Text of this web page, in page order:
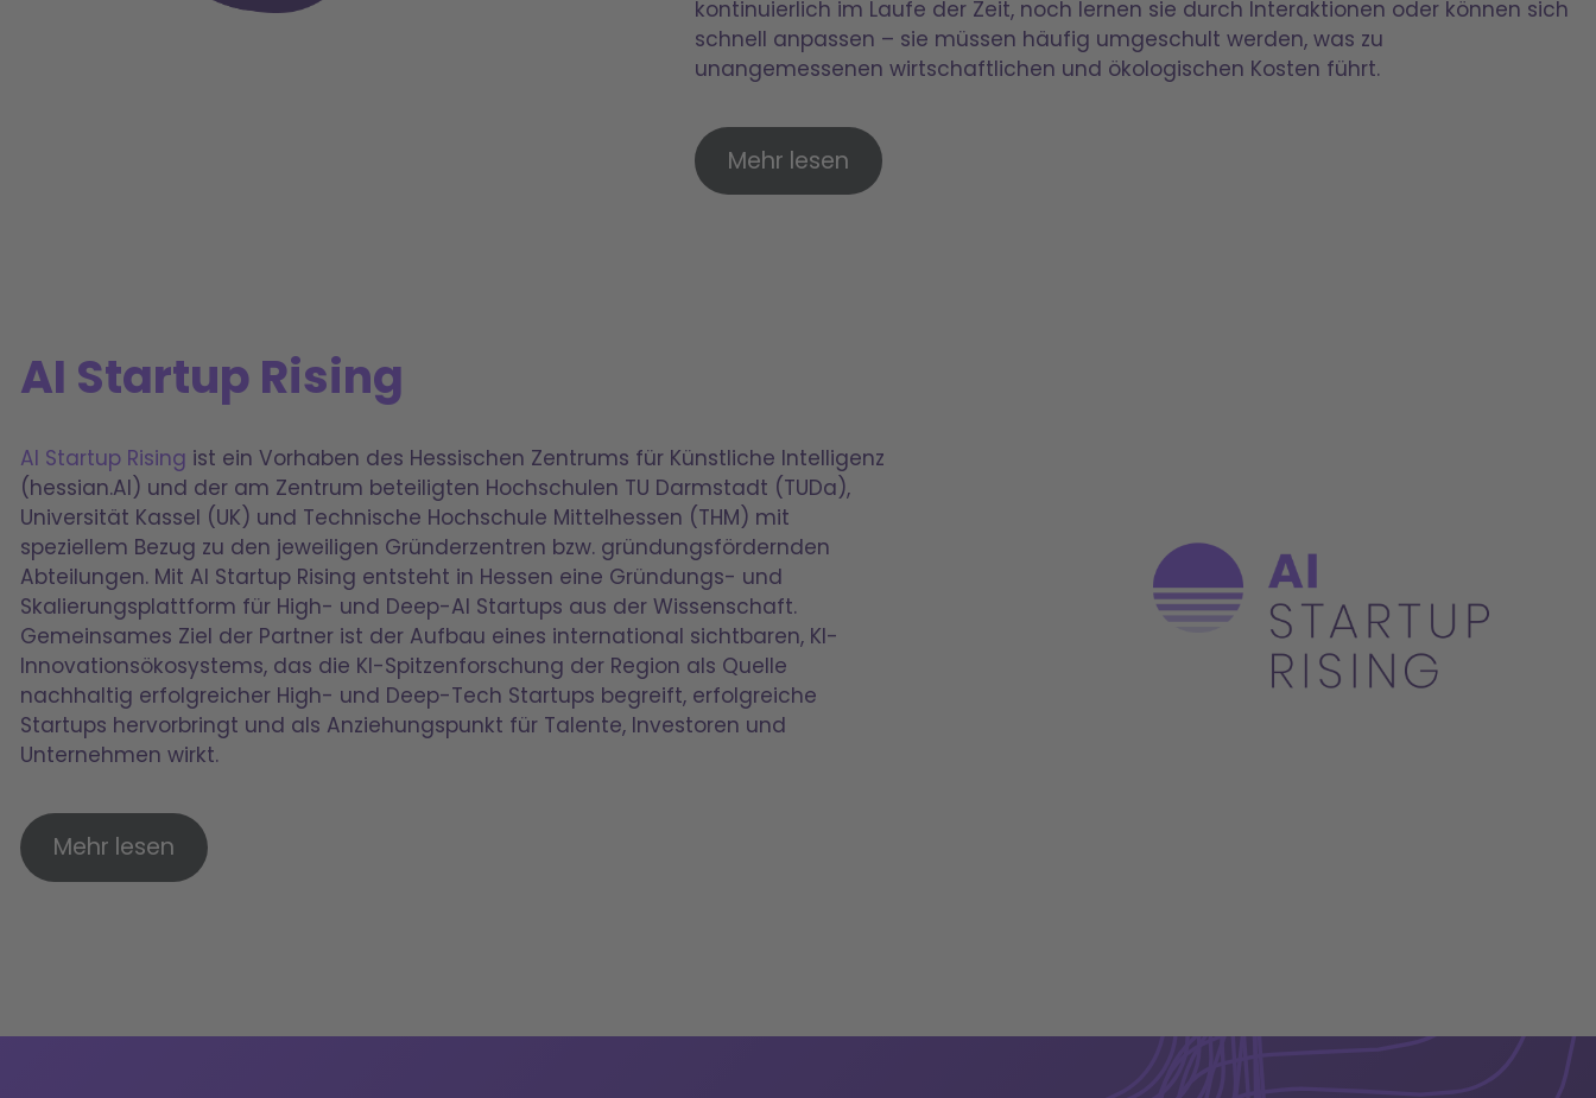
kontinuierlich im Laufe der Zeit, noch lernen sie durch Interaktionen oder können sich
schnell anpassen – sie müssen häufig umgeschult werden, was zu
unangemessenen wirtschaftlichen und ökologischen Kosten führt.
Mehr lesen
AI Startup Rising
AI Startup Rising ist ein Vorhaben des Hessischen Zentrums für Künstliche Intelligenz
(hessian.AI) und der am Zentrum beteiligten Hochschulen TU Darmstadt (TUDa),
Universität Kassel (UK) und Technische Hochschule Mittelhessen (THM) mit
speziellem Bezug zu den jeweiligen Gründerzentren bzw. gründungsfördernden
Abteilungen. Mit AI Startup Rising entsteht in Hessen eine Gründungs- und
Skalierungsplattform für High- und Deep-AI Startups aus der Wissenschaft.
Gemeinsames Ziel der Partner ist der Aufbau eines international sichtbaren, KI-
Innovationsökosystems, das die KI-Spitzenforschung der Region als Quelle
nachhaltig erfolgreicher High- und Deep-Tech Startups begreift, erfolgreiche
Startups hervorbringt und als Anziehungspunkt für Talente, Investoren und
Unternehmen wirkt.
Mehr lesen